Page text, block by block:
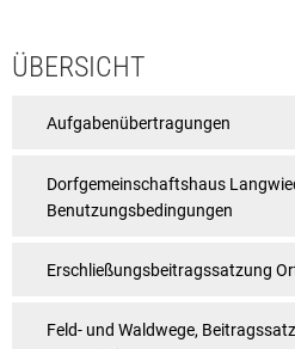
ÜBERSICHT
Aufgabenübertragungen
Dorfgemeinschaftshaus
Benutzungsbedingungen
Erschließungsbeitragssatzung
Feld- und Waldwege,